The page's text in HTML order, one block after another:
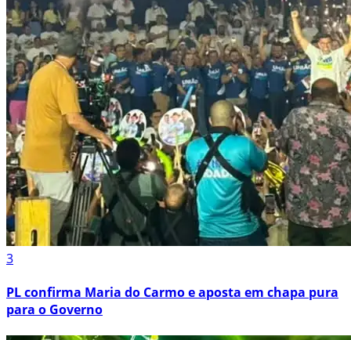
3
PL confirma Maria do Carmo e aposta em chapa pura
para o Governo